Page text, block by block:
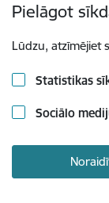
Pielāgot
Lūdzu, atzīmējiet
Statistikas
Sociālo